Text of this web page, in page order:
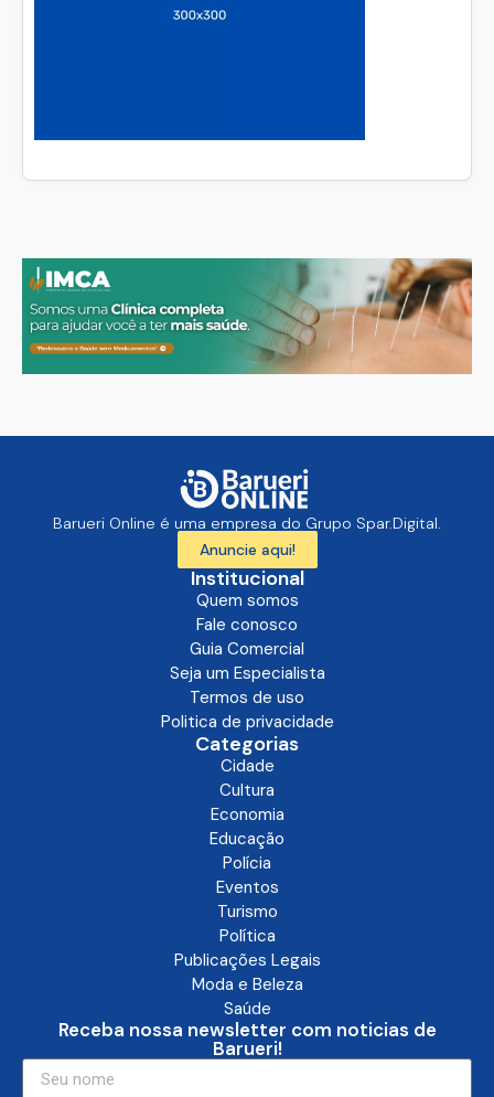
Barueri Online é uma empresa do Grupo Spar.Digital.
Anuncie aqui!
Institucional
Quem somos
Fale conosco
Guia Comercial
Seja um Especialista
Termos de uso
Politica de privacidade
Categorias
Cidade
Cultura
Economia
Educação
Polícia
Eventos
Turismo
Política
Publicações Legais
Moda e Beleza
Saúde
Receba nossa newsletter com noticias de
Barueri!